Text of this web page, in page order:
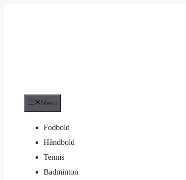
Menu
Fodbold
Håndbold
Tennis
Badminton